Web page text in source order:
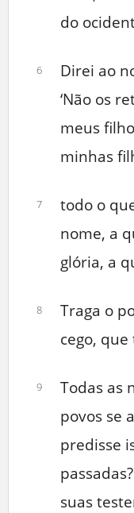
do
6
Direi ao
‘Não os
meus
minhas
7
todo o
nome, a
glória, a
8
Traga o
cego,
9
Todas as
povos se
predisse
suas